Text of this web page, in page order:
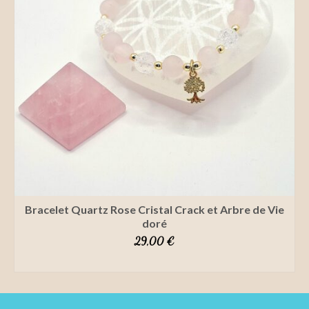
Bracelet Quartz Rose Cristal Crack et Arbre de Vie
doré
29,00 €